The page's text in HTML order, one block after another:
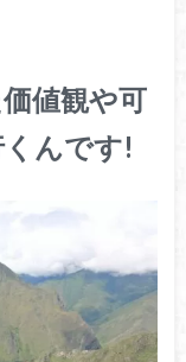
値観や可
んです!